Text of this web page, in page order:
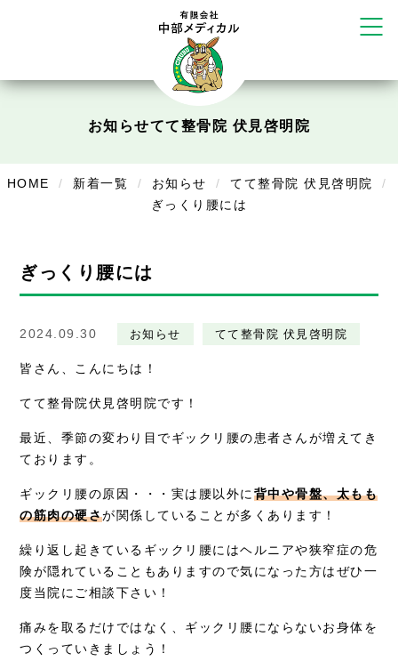
かえる堂鍼灸院 整骨院 うるま店 ウェルネス鍼灸院・接骨院 甲府千
塚店
ボディコンフォート Cure
在宅部門事務所
美容鍼・コルギ
お知らせ
症例別施術
お知らせてて整骨院 伏見啓明院
HOME 新着一覧 お知らせ
てて整骨院 伏見啓明院
ぎっくり腰には
ぎっくり腰には
2024.09.30 お知らせ てて整骨院 伏見啓明院
皆さん、こんにちは！
てて整骨院伏見啓明院です！
最近、季節の変わり目でギックリ腰の患者さんが増えてき
ております。
ギックリ腰の原因・・・実は腰以外に 背中や骨盤、太もも
の筋肉の硬さが関係していることが多くあります！
繰り返し起きているギックリ腰にはヘルニアや狭窄症の危
険が隠れていることもありますので気になった方はぜひ一
度当院にご相談下さい！
痛みを取るだけではなく、ギックリ腰にならないお身体を
つくっていきましょう！